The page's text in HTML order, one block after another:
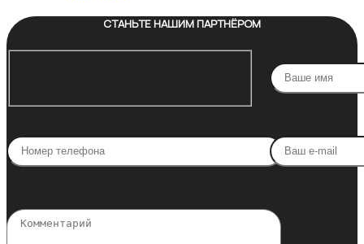
СТАНЬТЕ НАШИМ ПАРТНЁРОМ